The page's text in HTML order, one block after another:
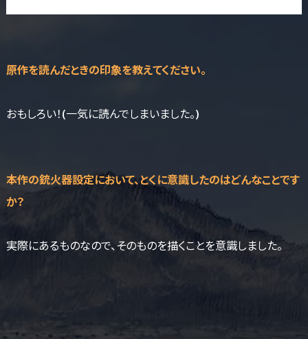
――原作を読んだときの印象を教えてください。
おもしろい！(一気に読んでしまいました。)
――本作の銃火器設定において、とくに意識したのはどんなことです
か？
実際にあるものなので、そのものを描くことを意識しました。